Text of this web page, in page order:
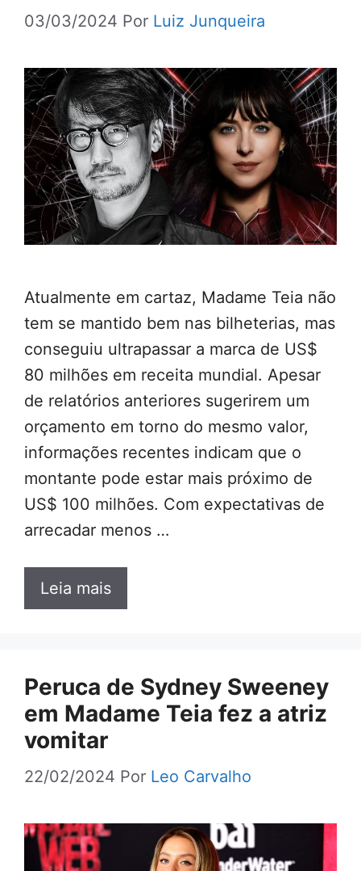
03/03/2024 Por Luiz Junqueira
Atualmente em cartaz, Madame Teia não
tem se mantido bem nas bilheterias, mas
conseguiu ultrapassar a marca de US$
80 milhões em receita mundial. Apesar
de relatórios anteriores sugerirem um
orçamento em torno do mesmo valor,
informações recentes indicam que o
montante pode estar mais próximo de
US$ 100 milhões. Com expectativas de
arrecadar menos …
Leia mais
Peruca de Sydney Sweeney
em Madame Teia fez a atriz
vomitar
22/02/2024 Por Leo Carvalho